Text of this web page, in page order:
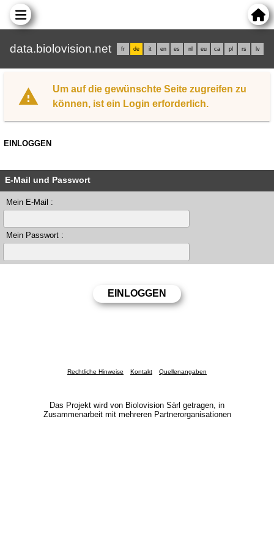
data.biolovision.net fr de it en es nl eu ca pl rs lv
Um auf die gewünschte Seite zugreifen zu
können, ist ein Login erforderlich.
EINLOGGEN
E-Mail und Passwort
Mein E-Mail :
Mein Passwort :
Rechtliche Hinweise Kontakt Quellenangaben
Das Projekt wird von Biolovision Sàrl getragen, in
Zusammenarbeit mit mehreren Partnerorganisationen